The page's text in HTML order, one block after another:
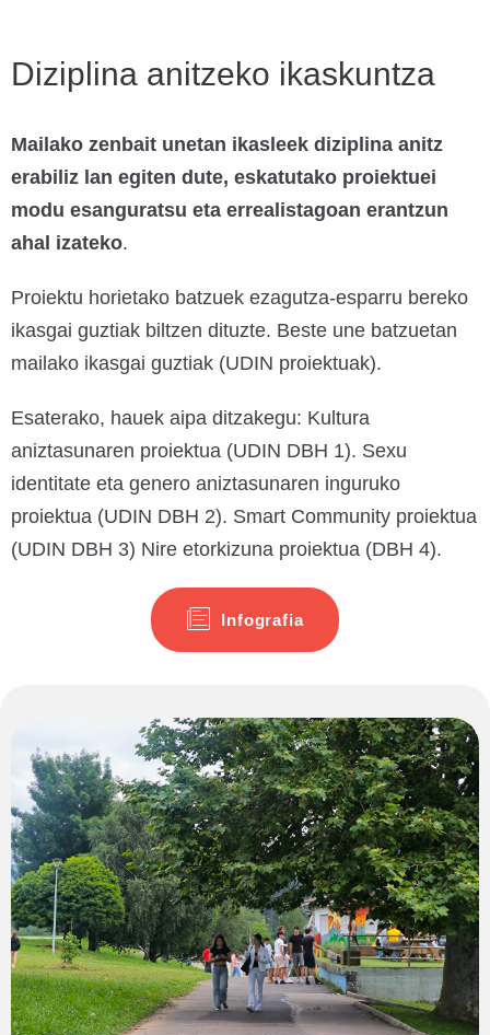
Diziplina anitzeko ikaskuntza
Mailako zenbait unetan ikasleek diziplina anitz
erabiliz lan egiten dute, eskatutako proiektuei
modu esanguratsu eta errealistagoan erantzun
ahal izateko.
Proiektu horietako batzuek ezagutza-esparru bereko
ikasgai guztiak biltzen dituzte. Beste une batzuetan
mailako ikasgai guztiak (UDIN proiektuak).
Esaterako, hauek aipa ditzakegu: Kultura
aniztasunaren proiektua (UDIN DBH 1). Sexu
identitate eta genero aniztasunaren inguruko
proiektua (UDIN DBH 2). Smart Community proiektua
(UDIN DBH 3) Nire etorkizuna proiektua (DBH 4).
Infografia